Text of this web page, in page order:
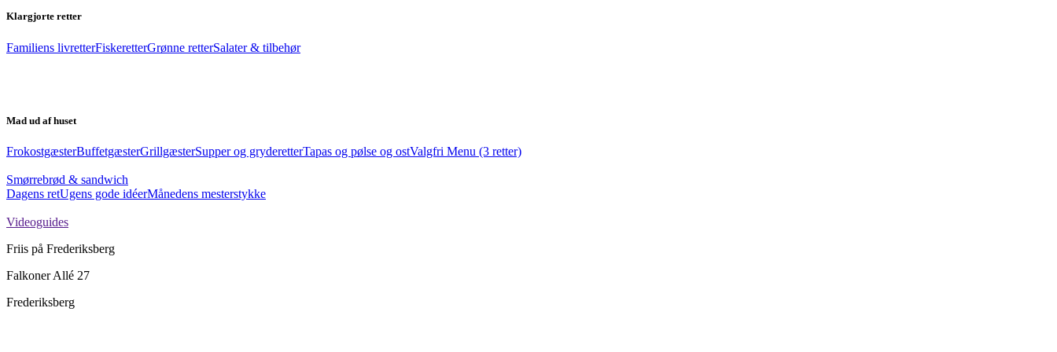
Klargjorte retter
Familiens livretterFiskeretterGrønne retterSalater & tilbehør
Mad ud af huset
FrokostgæsterBuffetgæsterGrillgæsterSupper og gryderetterTapas og pølse og ostValgfri Menu (3 retter)
Smørrebrød & sandwich
Dagens retUgens gode idéerMånedens mesterstykke
Videoguides
Friis på Frederiksberg
Falkoner Allé 27
Frederiksberg